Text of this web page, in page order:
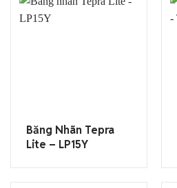
Băng Nhãn Tepra
Lite – LP15Y